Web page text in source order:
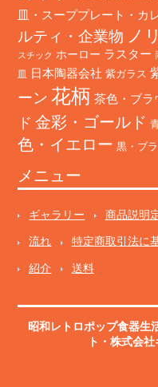
皿・スーププレート・カ
ルティ・企業物 ノ
スチック ホーロー ラスター
皿
日本陶器会社 紫ガラス
ーン 花柄 茶色・ブラ
ド 金彩・ゴールド
色・イエロー 黒・ブ
メニュー
ギャラリー 商品説明
流れ 特定商取引法に
紹介 送料
昭和レトロポップ食器生
ト ・株式会